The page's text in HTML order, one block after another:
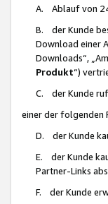
A. Ablauf von
B. der Kunde
Download einer
Downloads“,
Produkt“)
C. der Kunde
einer der folgenden
D. der Kunde
E. der Kunde
Partner-Links
F. der Kunde